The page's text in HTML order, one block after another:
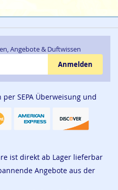
Angebote & Duftwissen
Anmelden
SEPA Überweisung und
ist direkt ab Lager lieferbar
Angebote aus der